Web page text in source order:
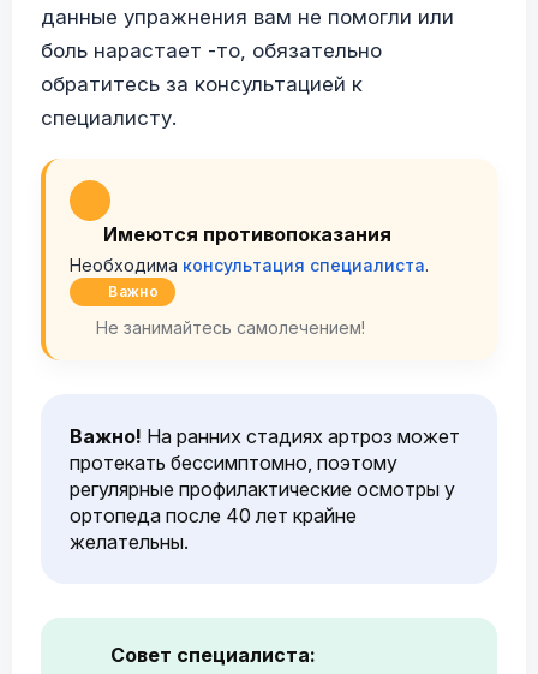
данные упражнения вам не помогли или
боль нарастает -то, обязательно
обратитесь за консультацией к
специалисту.
Имеются противопоказания
Необходима консультация специалиста.
Важно
Не занимайтесь самолечением!
Важно! На ранних стадиях артроз может
протекать бессимптомно, поэтому
регулярные профилактические осмотры у
ортопеда после 40 лет крайне
желательны.
Совет специалиста: